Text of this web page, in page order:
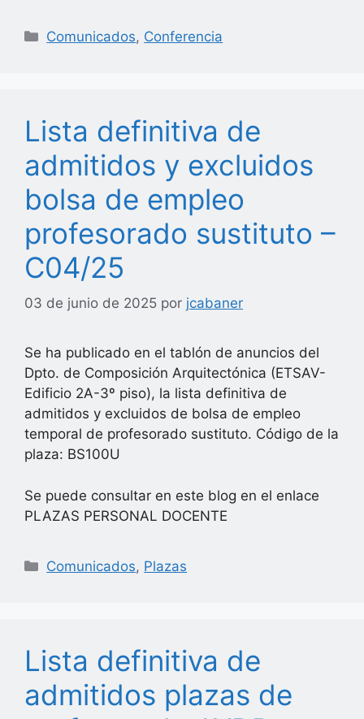
Categorías
Comunicados, Conferencia
Lista definitiva de
admitidos y excluidos
bolsa de empleo
profesorado sustituto –
C04/25
03 de junio de 2025 por jcabaner
Se ha publicado en el tablón de anuncios del
Dpto. de Composición Arquitectónica (ETSAV-
Edificio 2A-3º piso), la lista definitiva de
admitidos y excluidos de bolsa de empleo
temporal de profesorado sustituto. Código de la
plaza: BS100U
Se puede consultar en este blog en el enlace
PLAZAS PERSONAL DOCENTE
Categorías
Comunicados, Plazas
Lista definitiva de
admitidos plazas de